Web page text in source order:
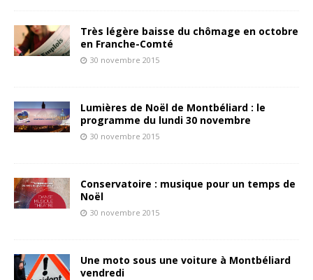
Très légère baisse du chômage en octobre
en Franche-Comté
30 novembre 2015
Lumières de Noël de Montbéliard : le
programme du lundi 30 novembre
30 novembre 2015
Conservatoire : musique pour un temps de
Noël
30 novembre 2015
Une moto sous une voiture à Montbéliard
vendredi